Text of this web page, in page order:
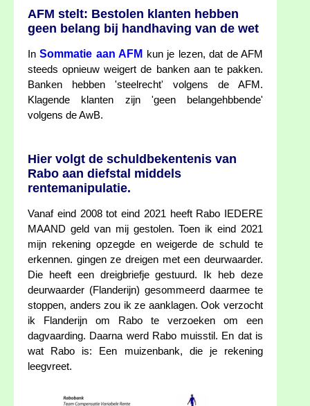
AFM stelt: Bestolen klanten hebben
geen belang bij handhaving van de wet
InSommatie aan AFM
kun je lezen, dat de AFM
steeds opnieuw weigert de banken aan te pakken.
Banken hebben 'steelrecht' volgens de AFM.
Klagende klanten zijn 'geen belangehbbende'
volgens de AwB.
Hier volgt de schuldbekentenis van
Rabo aan diefstal middels
rentemanipulatie.
Vanaf eind 2008 tot eind 2021 heeft Rabo IEDERE
MAAND geld van mij gestolen. Toen ik eind 2021
mijn rekening opzegde en weigerde de schuld te
erkennen. gingen ze dreigen met een deurwaarder.
Die heeft een dreigbriefje gestuurd. Ik heb deze
deurwaarder (Flanderijn) gesommeerd daarmee te
stoppen, anders zou ik ze aanklagen. Ook verzocht
ik Flanderijn om Rabo te verzoeken om een
dagvaarding. Daarna werd Rabo muisstil. En dat is
wat Rabo is: Een muizenbank, die je rekening
leegvreet.